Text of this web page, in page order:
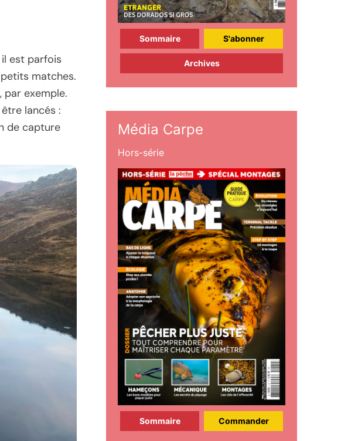
est parfois
matches.
par exemple.
lancés :
de capture
Sommaire S'abonner
Archives
Média Carpe
Hors-série
Sommaire Commander